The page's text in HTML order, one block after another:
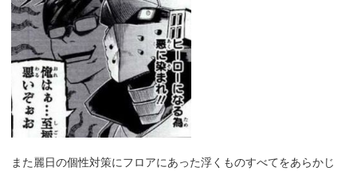
また麗日の個性対策にフロアにあった浮くものすべてをあらかじ